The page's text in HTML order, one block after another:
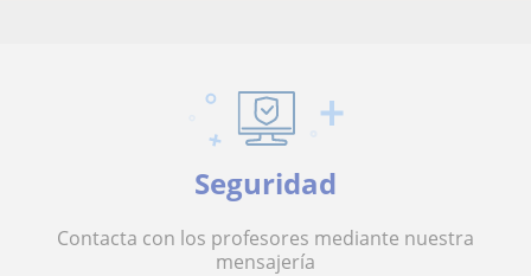
Seguridad
Contacta con los profesores mediante nuestra
mensajería